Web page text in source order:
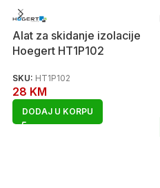
Alat za skidanje izolacije
Hoegert HT1P102
SKU: HT1P102
28 KM
DODAJ U KORPU